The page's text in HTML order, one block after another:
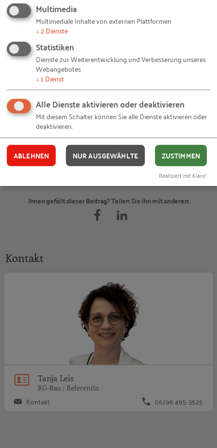
und auch bei den Ingenieuren, genau
richtig. Es gibt nichts, was eine Frau mit
dem entsprechenden Willen nicht
schaffen kann!"
ZURÜCK ZUR ARCHIV-ÜBERSICHT
© Melanie Hainz / Privat/Non-kommerziell – 20170824-Melanie-Hainz.JPG
Ihnen gefällt dieser Beitrag? Teilen Sie ihn mit anderen:
Kontakt
Tanja Leis
RG-Bau / Referentin
Kontakt 06196 495-3525
Multimedia
Multimediale Inhalte von externen Plattformen
↓ 2Dienste
Statistiken
Dienste zur Weiterentwicklung und Verbesserung unseres
Webangebotes
↓ 1 Dienst
Alle Dienste aktivieren oder deaktivieren
Mit diesem Schalter können Sie alle Dienste aktivieren oder
deaktivieren.
ABLEHNEN NUR AUSGEWÄHLTE ZUSTIMMEN
Realisiert mit Klaro!